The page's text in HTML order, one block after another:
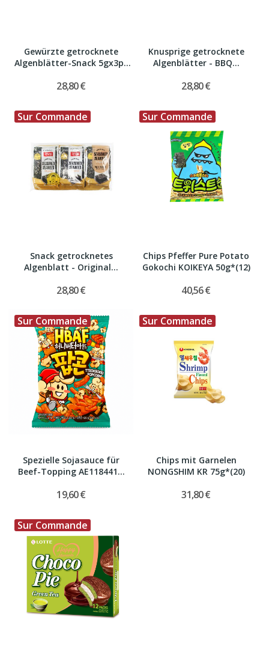
Gewürzte getrocknete
Algenblätter-Snack 5gx3p*
28,80 €
Knusprige getrocknete
Algenblätter - BBQ...
28,80 €
Sur Commande
Snack getrocknetes
Algenblatt - Original...
28,80 €
Sur Commande
Chips Pfeffer Pure Potato
Gokochi KOIKEYA 50g*(12)
40,56 €
Sur Commande
Spezielle Sojasauce für
Beef-Topping AE118441...
19,60 €
Sur Commande
Chips mit Garnelen
NONGSHIM KR 75g*(20)
31,80 €
Sur Commande